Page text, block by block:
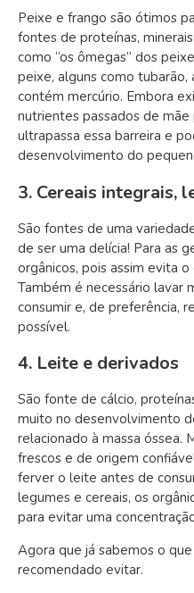
Peixe e frango são ótimos
fontes de proteínas,
como “os ômegas” dos
peixe, alguns como
contém mercúrio. Embora
nutrientes passados de mãe
ultrapassa essa barreira e
desenvolvimento do
3. Cereais integrais,
São fontes de uma
de ser uma delícia! Para as
orgânicos, pois assim evita
Também é necessário lavar
consumir e, de preferência,
possível.
4. Leite e derivados
São fonte de cálcio,
muito no desenvolvimento
relacionado à massa óssea.
frescos e de origem
ferver o leite antes de
legumes e cereais, os
para evitar uma
Agora que já sabemos o
recomendado evitar.